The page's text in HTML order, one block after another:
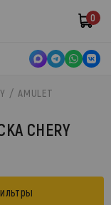
0
AMULET
CHERY